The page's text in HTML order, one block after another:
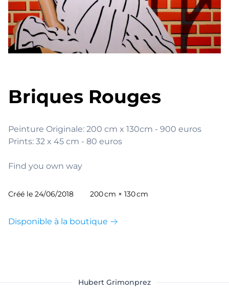
Briques Rouges
Peinture Originale: 200 cm x 130cm - 900 euros
Prints: 32 x 45 cm - 80 euros
Find you own way
Créé le 24/06/2018 200 cm × 130 cm
Disponible à la boutique
Hubert Grimonprez